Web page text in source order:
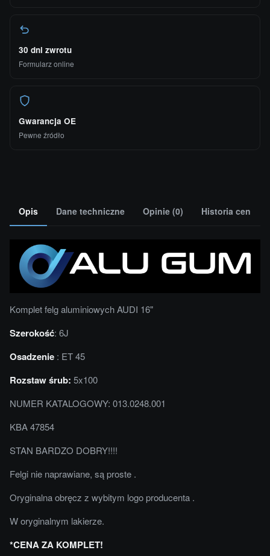
30 dni zwrotu
Formularz online
Gwarancja OE
Pewne źródło
Opis Dane techniczne Opinie (0) Historia cen
Komplet felg aluminiowych AUDI 16"
Szerokość: 6J
Osadzenie : ET 45
Rozstaw śrub: 5x100
NUMER KATALOGOWY: 013.0248.001
KBA 47854
STAN BARDZO DOBRY!!!!
Felgi nie naprawiane, są proste .
Oryginalna obręcz z wybitym logo producenta .
W oryginalnym lakierze.
*CENA ZA KOMPLET!